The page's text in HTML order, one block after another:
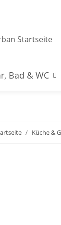
Bad & WC
Küche &